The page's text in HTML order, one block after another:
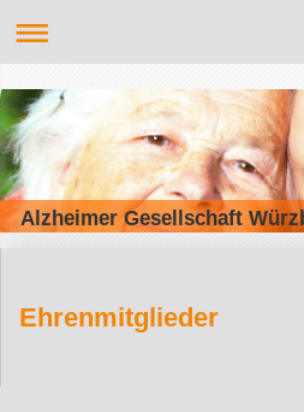
Alzheimer Gesellschaft
Ehrenmitglieder